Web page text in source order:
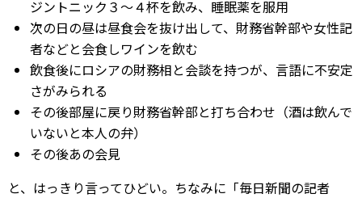
ジントニック３～４杯を飲み、睡眠薬を服用
次の日の昼は昼食会を抜け出して、財務省幹部や女性記
者などと会食しワインを飲む
飲食後にロシアの財務相と会談を持つが、言語に不安定
さがみられる
その後部屋に戻り財務省幹部と打ち合わせ（酒は飲んで
いないと本人の弁）
その後あの会見
と、はっきり言ってひどい。ちなみに「毎日新聞の記者